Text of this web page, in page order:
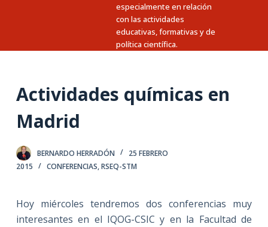
n
n
especialmente en relación
con las actividades
educativas, formativas y de
política científica.
Actividades químicas en
Madrid
BERNARDO HERRADÓN
25 FEBRERO
2015
CONFERENCIAS,RSEQ-STM
Hoy miércoles tendremos dos conferencias muy
interesantes en el IQOG-CSIC y en la Facultad de